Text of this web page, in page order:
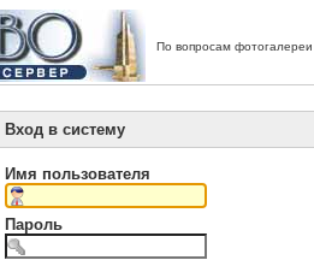
По вопросам
Вход в систему
Имя пользователя
Пароль